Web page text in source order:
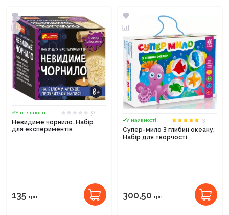
У наявності
0
Невидиме чорнило. Набір
для експериментів
135 грн.
У наявності
3
Супер-мило З глибин океану.
Набір для творчості
300,50 грн.